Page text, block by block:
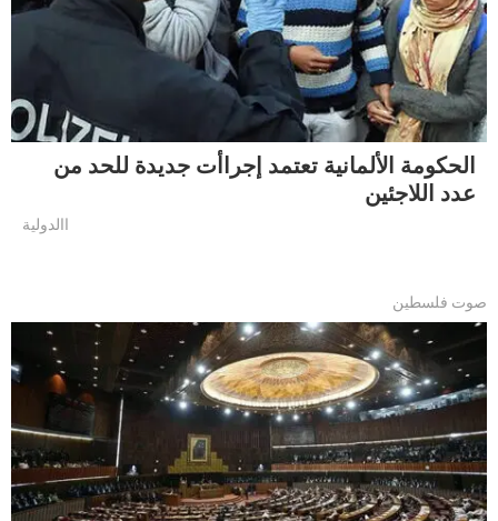
الحكومة الألمانية تعتمد إجراأت جديدة للحد من
عدد اللاجئين
االدولية
صوت فلسطين